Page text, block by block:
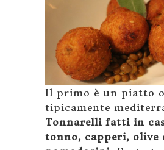
Il primo è un piatto
tipicamente
Tonnarelli fatti in
tonno, capperi, olive